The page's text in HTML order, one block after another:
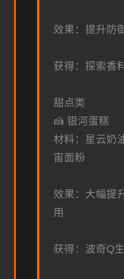
效果：提升防
获得：探索香
甜点类
🍰 银河蛋糕
材料：星云奶
宙面粉
效果：大幅提
用
获得：波奇Q